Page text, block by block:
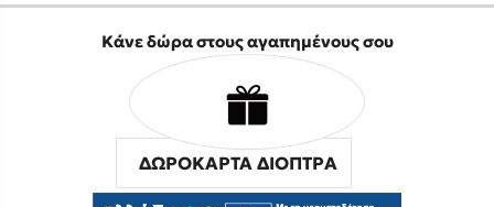
Κάνε δώρα στους αγαπημένους σου
ΔΩΡΟΚΑΡΤΑ ΔΙΟΠΤΡΑ